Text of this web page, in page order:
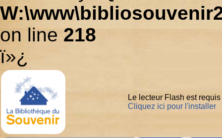
on line 218
ï»¿
Le lecteur Flash est
Cliquez ici pour l'installer